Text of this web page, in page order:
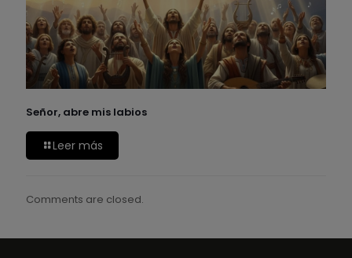
Señor, abre mis labios
Leer más
Comments are closed.